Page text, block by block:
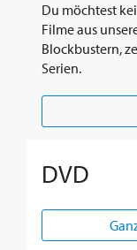
Du möchtest
Filme aus
Blockbustern,
Serien.
DVD